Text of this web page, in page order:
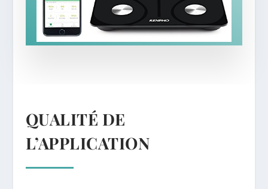
QUALITÉ DE
L’APPLICATION